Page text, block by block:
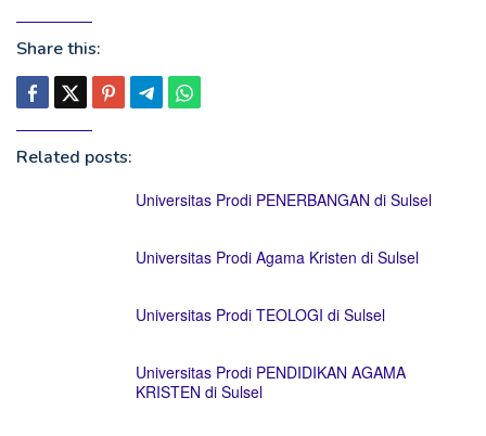
Share this:
Related posts:
Universitas Prodi PENERBANGAN di Sulsel
Universitas Prodi Agama Kristen di Sulsel
Universitas Prodi TEOLOGI di Sulsel
Universitas Prodi PENDIDIKAN AGAMA
KRISTEN di Sulsel